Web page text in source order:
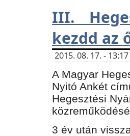
III.
kezdd az
2015. 08. 17. -
A Magyar
Nyitó Ankét
Hegesztési
3 év után